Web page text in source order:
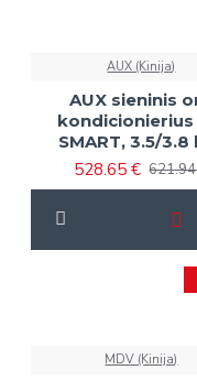
AUX (Kinija)
AUX sieninis
kondicionierius
SMART, 3.5/3.8
528.65 €
MDV (Kinija)